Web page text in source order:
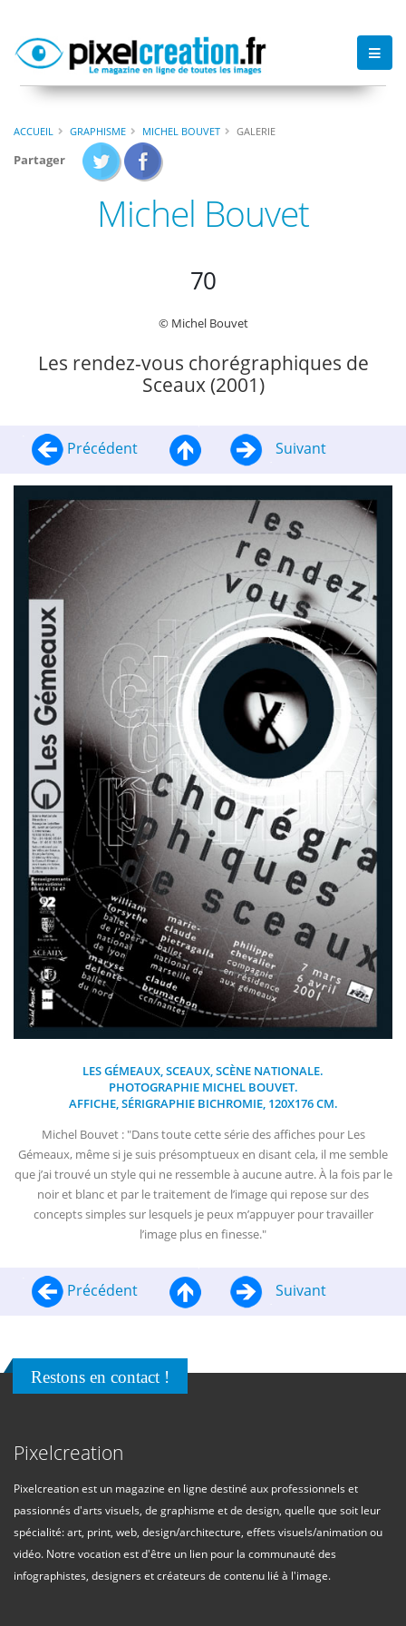
ACCUEIL GRAPHISME MICHEL BOUVET GALERIE
Partager
Michel Bouvet
70
© Michel Bouvet
Les rendez-vous chorégraphiques de
Sceaux (2001)
Précédent Suivant
LES GÉMEAUX, SCEAUX, SCÈNE NATIONALE.
PHOTOGRAPHIE MICHEL BOUVET.
AFFICHE, SÉRIGRAPHIE BICHROMIE, 120X176 CM.
Michel Bouvet : "Dans toute cette série des affiches pour Les
Gémeaux, même si je suis présomptueux en disant cela, il me semble
que j’ai trouvé un style qui ne ressemble à aucune autre. À la fois par le
noir et blanc et par le traitement de l’image qui repose sur des
concepts simples sur lesquels je peux m’appuyer pour travailler
l’image plus en finesse."
Précédent Suivant
Restons en contact !
Pixelcreation
Pixelcreation est un magazine en ligne destiné aux professionnels et
passionnés d'arts visuels, de graphisme et de design, quelle que soit leur
spécialité: art, print, web, design/architecture, effets visuels/animation ou
vidéo. Notre vocation est d'être un lien pour la communauté des
infographistes, designers et créateurs de contenu lié à l'image.